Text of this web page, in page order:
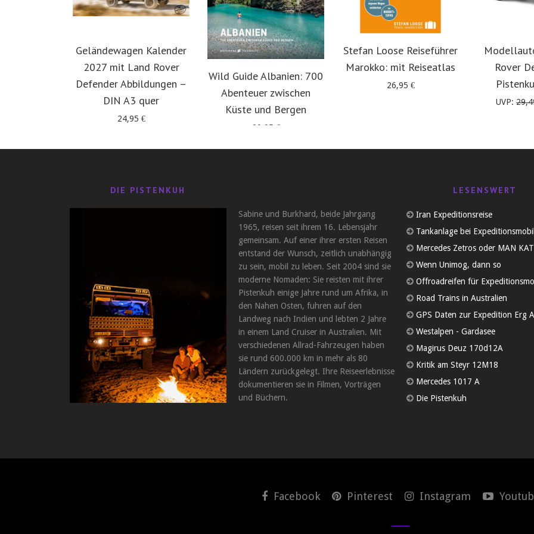
Geländewagen Kalender
2027 mit Land Rover
Defender Abbildungen –
DIN A3 quer
24,95 €
Wild Guide Albanien: 700
Abenteuer zwischen
Küste und Bergen
29,95 €
Stefan Loose Reiseführer
Marokko: mit Reiseatlas
26,95 €
Rover
UVP:
DIE PISTENKUH
Sabine und Burkhard, beide Jahrgang
1965, reisen seit ihrem 16. Lebensjahr
gemeinsam. Auf einer ihrer ersten Reisen
entstand der Wunsch, zeitlich unabhängig
zu sein, mobil zu leben. Seit 2004 sind sie
moderne Nomaden: Sie reisten mit ihrer
Pistenkuh einige Jahre rund um Afrika, in
den Nahen Osten, fuhren auf den
Landweg nach Indien und lebten 2 Jahre
in einem Land Cruiser in Australien. Mit
verschiedenen Allrad-Fahrzeugen haben
sie rund 600.000 km in mehr als 80
Ländern zurückgelegt. Ihre Reiseerlebnisse
dokumentieren sie in Filmen, Vorträgen
und Büchern.
LESENSWERT
Iran Expeditionsreise
Tankanlage bei
Mercedes Zetros oder MAN KAT
Wenn Unimog, dann so
Offroadreifen für
Road Trains in Australien
GPS Daten zur Expedition Erg
Westalpen - Gardasee
Magirus Deuz 170d12A
Kritik am Steyr 12M18
Mercedes 1017 A
Die Pistenkuh
Facebook Pinterest Instagram